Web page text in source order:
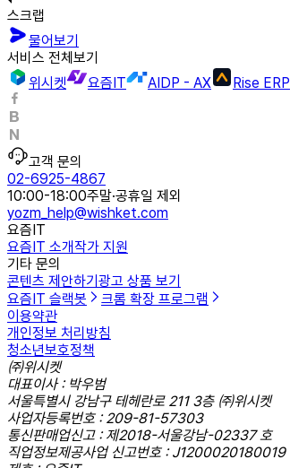
스크랩
물어보기
서비스 전체보기
위시켓
요즘IT AIDP - AX Rise ERP
고객 문의
02-6925-4867
10:00-18:00주말·공휴일 제외
yozm_help@wishket.com
요즘IT
요즘IT 소개작가 지원
기타 문의
콘텐츠 제안하기 광고 상품 보기
요즘IT 슬랙봇
크롬 확장 프로그램
이용약관
개인정보 처리방침
청소년보호정책
㈜위시켓
대표이사 : 박우범
서울특별시 강남구 테헤란로 211 3층 ㈜위시켓
사업자등록번호 : 209-81-57303
통신판매업신고 : 제2018-서울강남-02337 호
직업정보제공사업 신고번호 : J1200020180019